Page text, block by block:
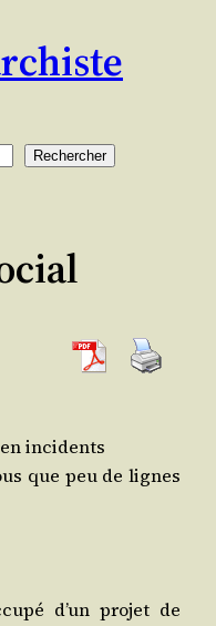
Rechercher
incidents
que peu de lignes
d’un pro­jet de